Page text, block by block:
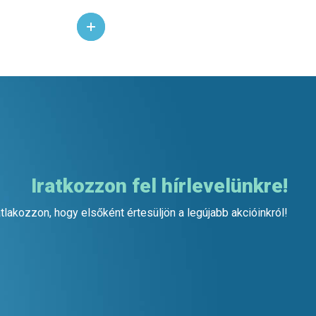
Iratkozzon fel hírlevelünkre!
hogy elsőként értesüljön a legújabb akcióinkról!